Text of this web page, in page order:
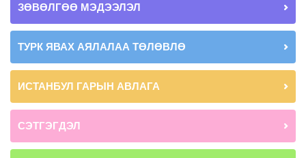
ЗӨВӨЛГӨӨ МЭДЭЭЛЭЛ
ТУРК ЯВАХ АЯЛАЛАА ТӨЛӨВЛӨ
ИСТАНБУЛ ГАРЫН АВЛАГА
СЭТГЭГДЭЛ